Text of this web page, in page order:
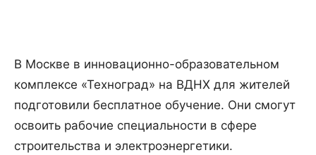
В Москве в инновационно-образовательном
комплексе «Техноград» на ВДНХ для жителей
подготовили бесплатное обучение. Они смогут
освоить рабочие специальности в сфере
строительства и электроэнергетики.